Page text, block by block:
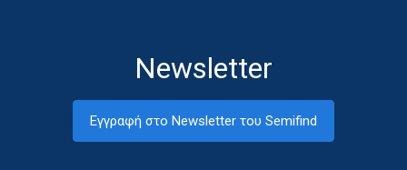
Newsletter
Εγγραφή στο Newsletter του Semifind